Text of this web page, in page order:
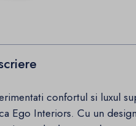
confortul si luxul
Ego Interiors. Cu un